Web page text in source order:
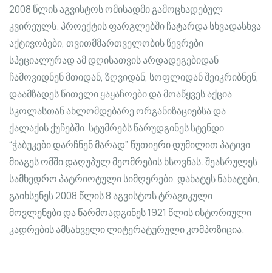
2008 წლის აგვისტოს ომისადმი გამოცხადებულ
კვირეულს. პროექტის ფარგლებში ჩატარდა სხვადასხვა
აქტივობები, თვითმმართველობის წევრები
სპეციალურად ამ დღისათვის არდადეგებიდან
ჩამოვიდნენ მთიდან, ზღვიდან, სოფლიდან შეიკრიბნენ,
დაამზადეს წითელი ყაყაჩოები და მოაწყვეს აქცია
სკოლასთან ახლომდებარე ორგანიზაციებსა და
ქალაქის ქუჩებში. სტუმრებს წარუდგინეს სტენდი
“ჭაბუკები დარჩნენ მარად”. წუთიერი დუმილით პატივი
მიაგეს ომში დაღუპულ მეომრების ხსოვნას. შეასრულეს
სამხედრო პატრიოტული სიმღერები, დახატეს ნახატები,
გაიხსენეს 2008 წლის 8 აგვისტოს ტრაგიკული
მოვლენები და წარმოადგინეს 1921 წლის ისტორიული
კადრების ამსახველი ლიტერატურული კომპოზიცია.